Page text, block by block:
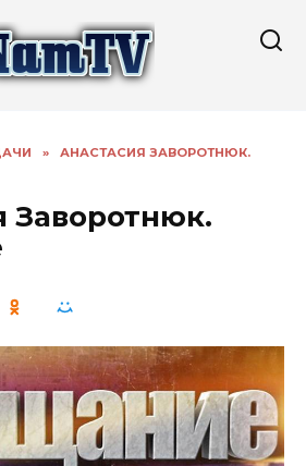
»
АНАСТАСИЯ ЗАВОРОТНЮК.
Заворотнюк.